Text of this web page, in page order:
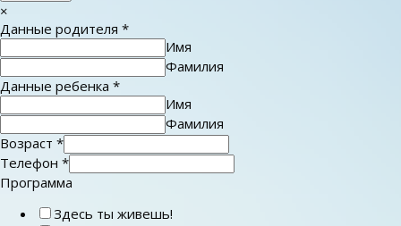
×
Данные родителя *
Имя
Фамилия
Данные ребенка *
Имя
Фамилия
Возраст *
Телефон *
Программа
Здесь ты живешь!